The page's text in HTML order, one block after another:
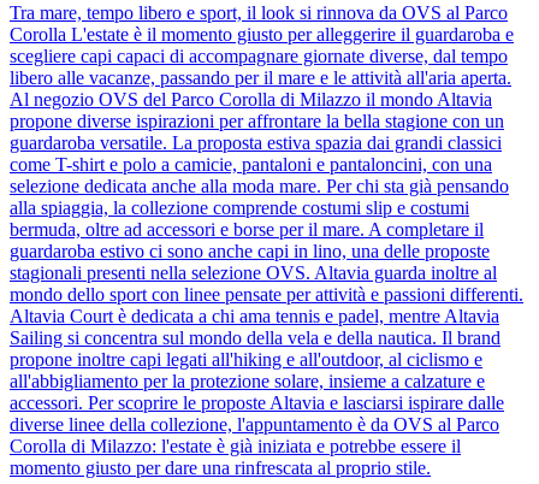
Tra mare, tempo libero e sport, il look si rinnova da OVS al Parco
Corolla L'estate è il momento giusto per alleggerire il guardaroba e
scegliere capi capaci di accompagnare giornate diverse, dal tempo
libero alle vacanze, passando per il mare e le attività all'aria aperta.
Al negozio OVS del Parco Corolla di Milazzo il mondo Altavia
propone diverse ispirazioni per affrontare la bella stagione con un
guardaroba versatile. La proposta estiva spazia dai grandi classici
come T-shirt e polo a camicie, pantaloni e pantaloncini, con una
selezione dedicata anche alla moda mare. Per chi sta già pensando
alla spiaggia, la collezione comprende costumi slip e costumi
bermuda, oltre ad accessori e borse per il mare. A completare il
guardaroba estivo ci sono anche capi in lino, una delle proposte
stagionali presenti nella selezione OVS. Altavia guarda inoltre al
mondo dello sport con linee pensate per attività e passioni differenti.
Altavia Court è dedicata a chi ama tennis e padel, mentre Altavia
Sailing si concentra sul mondo della vela e della nautica. Il brand
propone inoltre capi legati all'hiking e all'outdoor, al ciclismo e
all'abbigliamento per la protezione solare, insieme a calzature e
accessori. Per scoprire le proposte Altavia e lasciarsi ispirare dalle
diverse linee della collezione, l'appuntamento è da OVS al Parco
Corolla di Milazzo: l'estate è già iniziata e potrebbe essere il
momento giusto per dare una rinfrescata al proprio stile.